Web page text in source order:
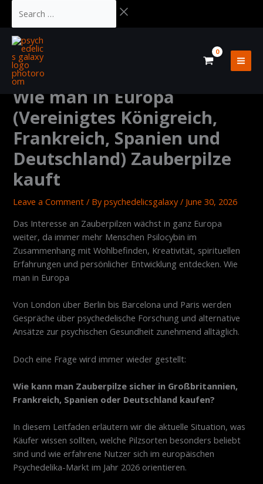
content
Wie man in Europa
(Vereinigtes Königreich,
Frankreich, Spanien und
Deutschland) Zauberpilze
kauft
Leave a Comment / Bypsychedelicsgalaxy/ June 30, 2026
Das Interesse an Zauberpilzen wächst in ganz Europa
weiter, da immer mehr Menschen Psilocybin im
Zusammenhang mit Wohlbefinden, Kreativität, spirituellen
Erfahrungen und persönlicher Entwicklung entdecken. Wie
man in Europa
Von London über Berlin bis Barcelona und Paris werden
Gespräche über psychedelische Forschung und alternative
Ansätze zur psychischen Gesundheit zunehmend alltäglich.
Doch eine Frage wird immer wieder gestellt:
Wie kann man Zauberpilze sicher in Großbritannien,
Frankreich, Spanien oder Deutschland kaufen?
In diesem Leitfaden erläutern wir die aktuelle Situation, was
Käufer wissen sollten, welche Pilzsorten besonders beliebt
sind und wie erfahrene Nutzer sich im europäischen
Psychedelika-Markt im Jahr 2026 orientieren.
Total: